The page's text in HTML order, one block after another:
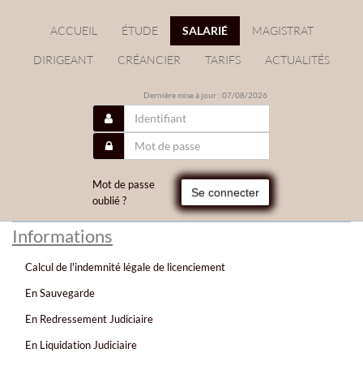
ACCUEIL ÉTUDE SALARIÉ MAGISTRAT
DIRIGEANT CRÉANCIER TARIFS ACTUALITÉS
Dernière mise à jour : 07/08/2026
Mot de passe
oublié ?
Se connecter
Informations
Calcul de l'indemnité légale de licenciement
En Sauvegarde
En Redressement Judiciaire
En Liquidation Judiciaire